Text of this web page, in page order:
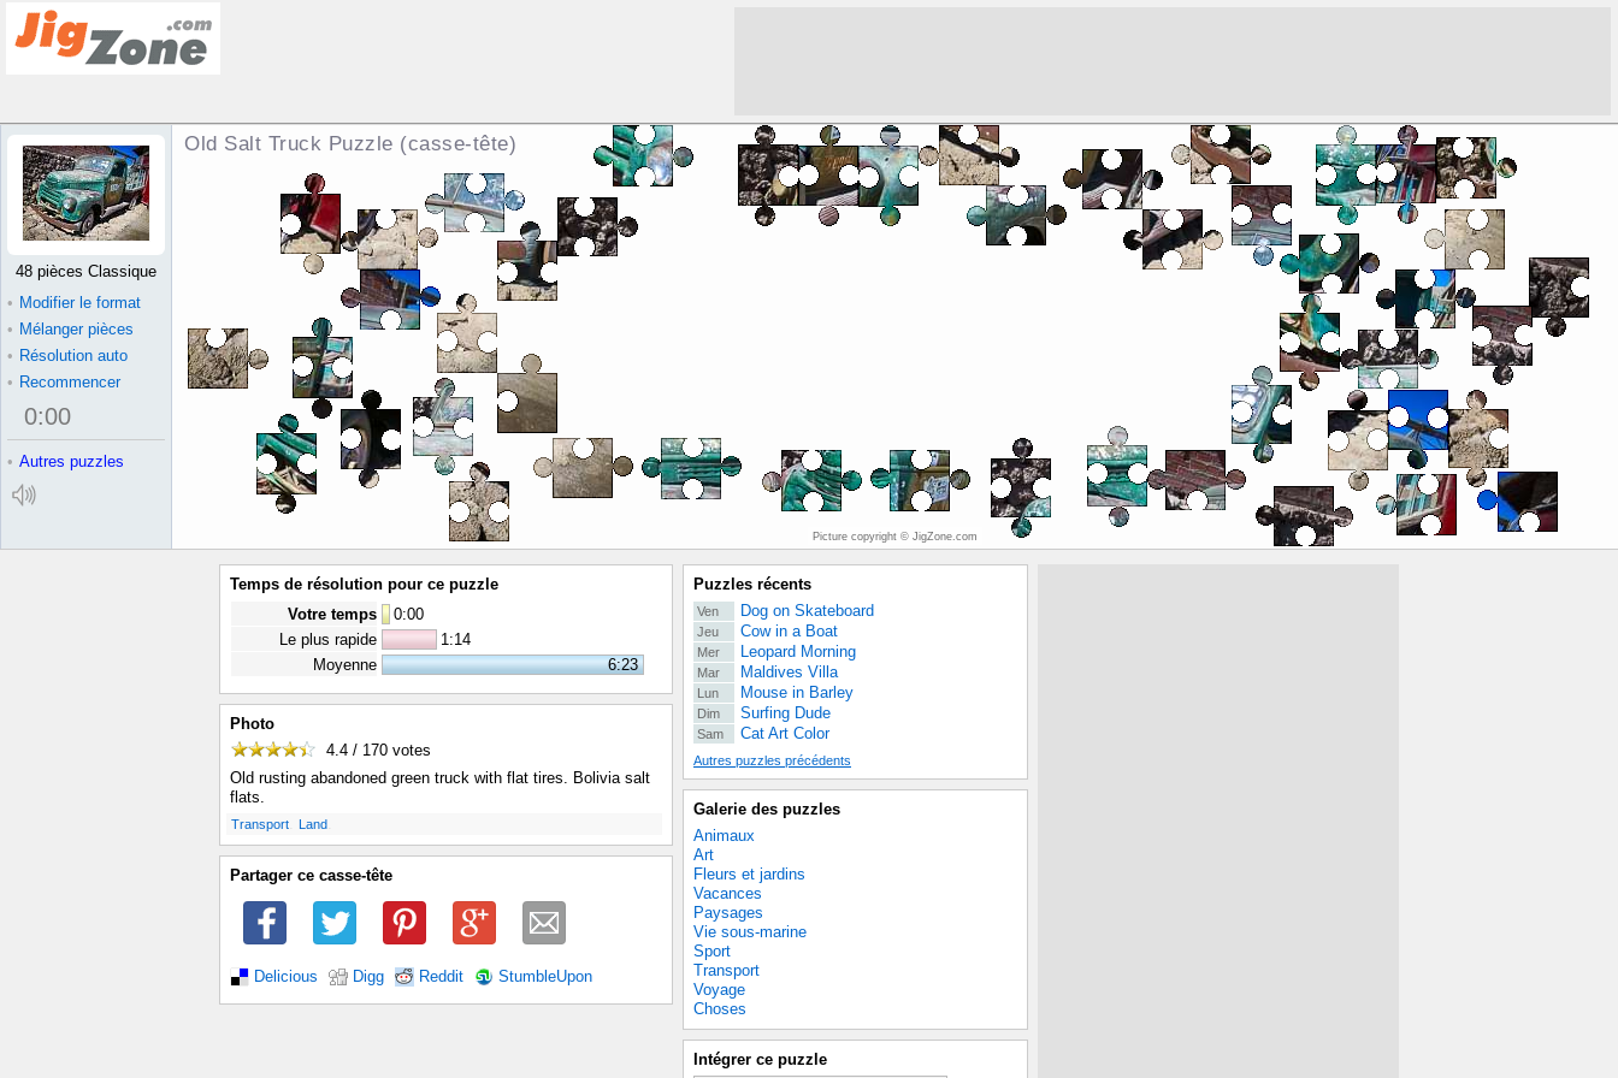
Old Salt Truck Puzzle (casse-tête)
Picture copyright © JigZone.com
48 pièces Classique
• Modifier le format
• Mélanger pièces
• Résolution auto
• Recommencer
0:00
• Autres puzzles
Temps de résolution pour ce puzzle
Votre temps
0:00
Le plus rapide
1:14
Moyenne
6:23
Photo
4.4 / 170 votes
Old rusting abandoned green truck with flat tires. Bolivia salt
flats.
Transport Land
Partager ce casse-tête
Delicious Digg Reddit StumbleUpon
Puzzles récents
Ven Dog on Skateboard
Jeu Cow in a Boat
Mer Leopard Morning
Mar Maldives Villa
Lun Mouse in Barley
Dim Surfing Dude
Sam Cat Art Color
Autres puzzles précédents
Galerie des puzzles
Animaux
Art
Fleurs et jardins
Vacances
Paysages
Vie sous-marine
Sport
Transport
Voyage
Choses
Intégrer ce puzzle